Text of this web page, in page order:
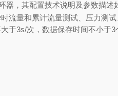
器，其配置技术说明及参数描述
流量和累计流量测试、压力测
于3s/次，数据保存时间不小于3